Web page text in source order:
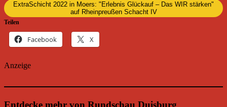
ExtraSchicht 2022 in Moers: "Erlebnis Glückauf – Das WIR stärken"
auf Rheinpreußen Schacht IV
Teilen
Facebook X
Anzeige